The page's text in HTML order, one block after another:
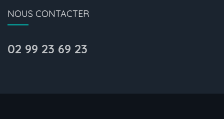
NOUS CONTACTER
02 99 23 69 23